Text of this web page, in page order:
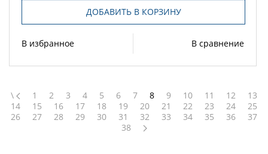
ДОБАВИТЬ В КОРЗИНУ
В избранное В сравнение
\ 1 2 3 4 5 6 7 8 9 10 11 12
13
14
15 16 17 18 19 20 21 22 23 24
25
26
27 28 29 30 31 32 33 34 35 36
37
38